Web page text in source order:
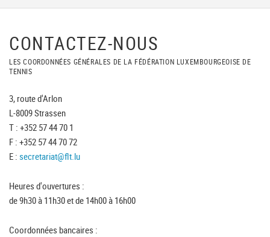
CONTACTEZ-NOUS
LES COORDONNÉES GÉNÉRALES DE LA FÉDÉRATION LUXEMBOURGEOISE DE
TENNIS
3, route d'Arlon
L-8009 Strassen
T : +352 57 44 70 1
F : +352 57 44 70 72
E : secretariat@flt.lu
Heures d'ouvertures :
de 9h30 à 11h30 et de 14h00 à 16h00
Coordonnées bancaires :